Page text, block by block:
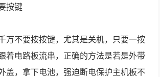
按键
万不要按按键，尤其是关机，只要一按
着电路板流串，正确的方法是若是外带
盖，拿下电池，强迫断电保护主机板不